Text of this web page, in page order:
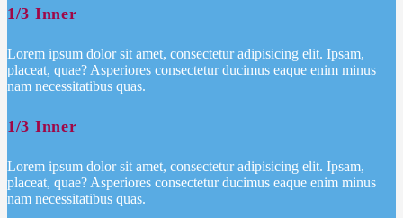
1/3 Inner
Lorem ipsum dolor sit amet, consectetur adipisicing elit. Ipsam,
placeat, quae? Asperiores consectetur ducimus eaque enim minus
nam necessitatibus quas.
1/3 Inner
Lorem ipsum dolor sit amet, consectetur adipisicing elit. Ipsam,
placeat, quae? Asperiores consectetur ducimus eaque enim minus
nam necessitatibus quas.